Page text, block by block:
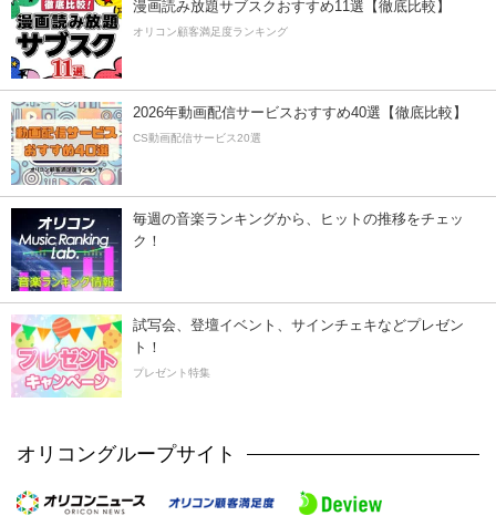
漫画読み放題サブスクおすすめ11選【徹底比較】
オリコン顧客満足度ランキング
2026年動画配信サービスおすすめ40選【徹底比較】
CS動画配信サービス20選
毎週の音楽ランキングから、ヒットの推移をチェッ
ク！
試写会、登壇イベント、サインチェキなどプレゼン
ト！
プレゼント特集
オリコングループサイト